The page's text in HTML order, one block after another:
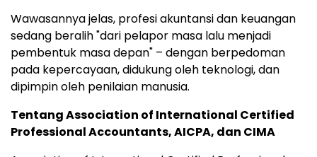
Wawasannya jelas, profesi akuntansi dan keuangan
sedang beralih "dari pelapor masa lalu menjadi
pembentuk masa depan" – dengan berpedoman
pada kepercayaan, didukung oleh teknologi, dan
dipimpin oleh penilaian manusia.
Tentang Association of International Certified
Professional Accountants, AICPA, dan CIMA